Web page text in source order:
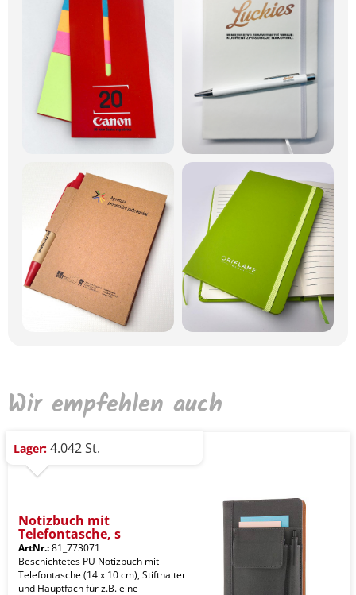
Wir empfehlen auch
Lager: 4.042 St.
Notizbuch mit
Telefontasche, s
ArtNr.:81_773071
Beschichtetes PU Notizbuch mit
Telefontasche (14 x 10 cm), Stifthalter
und Hauptfach für z.B. eine